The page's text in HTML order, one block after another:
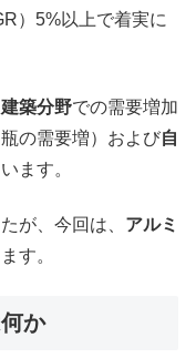
）5%以上で着実に
築分野での需要増加
の需要増）および自
ます。
が、今回は、 アルミ
す。
か